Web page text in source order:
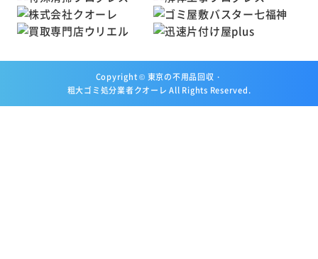
Copyright © 東京の不用品回収・
粗大ゴミ処分業者クオーレ All Rights Reserved.